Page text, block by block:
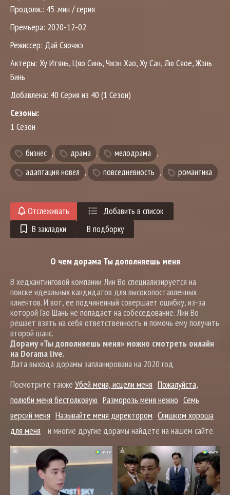
Продолж.: 45 .мин / серия
Премьера: 2020-12-02
Режиссер: Дай Сяочжэ
Актеры: Ху Итянь,Цяо Синь,Чжэн Хао,Ху Сан,Лю Сяое,Жэнь
Бинь
Добавлена: 40 Серия из 40 (1 Сезон)
Сезоны:
1 Сезон
бизнес , драма , мелодрама ,
адаптация новел , повседневность , романтика
Отслеживать
Добавить в список
В закладки
В подборку
О чем дорама Ты дополняешь меня
В хедхантинговой компании Лин Во специализируется на
поиске идеальных кандидатов для высокопоставленных
клиентов. И вот, ее подчиненный совершает ошибку, из-за
которой Гао Шань не попадает на собеседование. Лин Во
решает взять на себя ответственность и помочь ему получить
второй шанс.
Дораму «Ты дополняешь меня» можно смотреть онлайн
на Dorama live.
Дата выхода дорамы запланирована на 2020 год
Посмотрите также Убей меня, исцели меня Пожалуйста,
полюби меня бестолковую Разморозь меня нежно Семь
версий меня Называйте меня директором Слишком хороша
для меня
и многие другие дорамы найдете на нашем сайте.